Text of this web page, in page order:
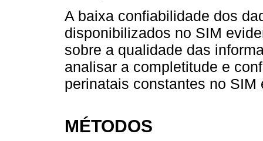
A baixa confiabilidade dos
disponibilizados no SIM
sobre a qualidade das
analisar a completitude e
perinatais constantes no SIM
MÉTODOS